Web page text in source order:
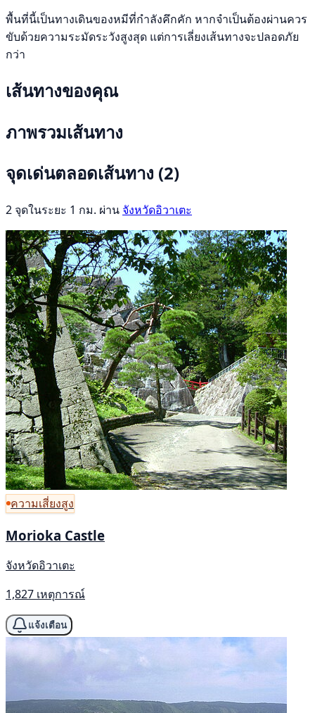
พื้นที่นี้เป็นทางเดินของหมีที่กำลังคึกคัก หากจำเป็นต้องผ่านควร
ขับด้วยความระมัดระวังสูงสุด แต่การเลี่ยงเส้นทางจะปลอดภัย
กว่า
เส้นทางของคุณ
ภาพรวมเส้นทาง
จุดเด่นตลอดเส้นทาง (2)
2 จุดในระยะ 1 กม. ผ่าน จังหวัดอิวาเตะ
ความเสี่ยงสูง
Morioka Castle
จังหวัดอิวาเตะ
1,827 เหตุการณ์
แจ้งเตือน